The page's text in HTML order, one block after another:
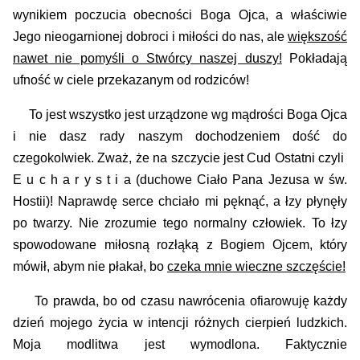
wynikiem poczucia obecności Boga Ojca, a właściwie
Jego nieogarnionej dobroci i miłości do nas, ale większość
nawet nie pomyśli o Stwórcy naszej duszy! Pokładają
ufność w ciele przekazanym od rodziców!
To jest wszystko jest urządzone wg mądrości Boga Ojca
i nie dasz rady naszym dochodzeniem dość do
czegokolwiek. Zważ, że na szczycie jest Cud Ostatni czyli
E u c h a r y s t i a (duchowe Ciało Pana Jezusa w św.
Hostii)! Naprawdę serce chciało mi pęknąć, a łzy płynęły
po twarzy. N ie zrozumie tego normalny człowiek. To łzy
spowodowane miłosną rozłąką z Bogiem Ojcem, który
mówił, abym nie płakał, bo czeka mnie wieczne szczęście!
To prawda, bo od czasu nawrócenia ofiarowuję każdy
dzień mojego życia w intencji różnych cierpień ludzkich.
Moja modlitwa jest wymodlona. Faktycznie